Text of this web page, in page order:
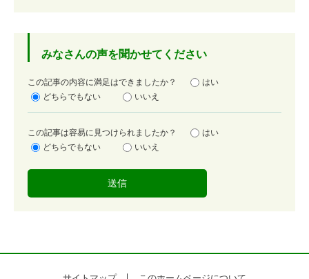
みなさんの声を聞かせてください
満
足
この記事の内容に満足はできましたか？
はい
どちらでもない
いいえ
容
易
この記事は容易に見つけられましたか？
はい
どちらでもない
いいえ